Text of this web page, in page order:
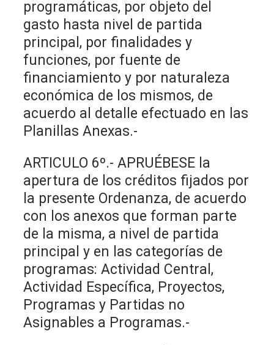
programáticas, por objeto del
gasto hasta nivel de partida
principal, por finalidades y
funciones, por fuente de
financiamiento y por naturaleza
económica de los mismos, de
acuerdo al detalle efectuado en las
Planillas Anexas.-
ARTICULO 6º.- APRUÉBESE la
apertura de los créditos fijados por
la presente Ordenanza, de acuerdo
con los anexos que forman parte
de la misma, a nivel de partida
principal y en las categorías de
programas: Actividad Central,
Actividad Específica, Proyectos,
Programas y Partidas no
Asignables a Programas.-